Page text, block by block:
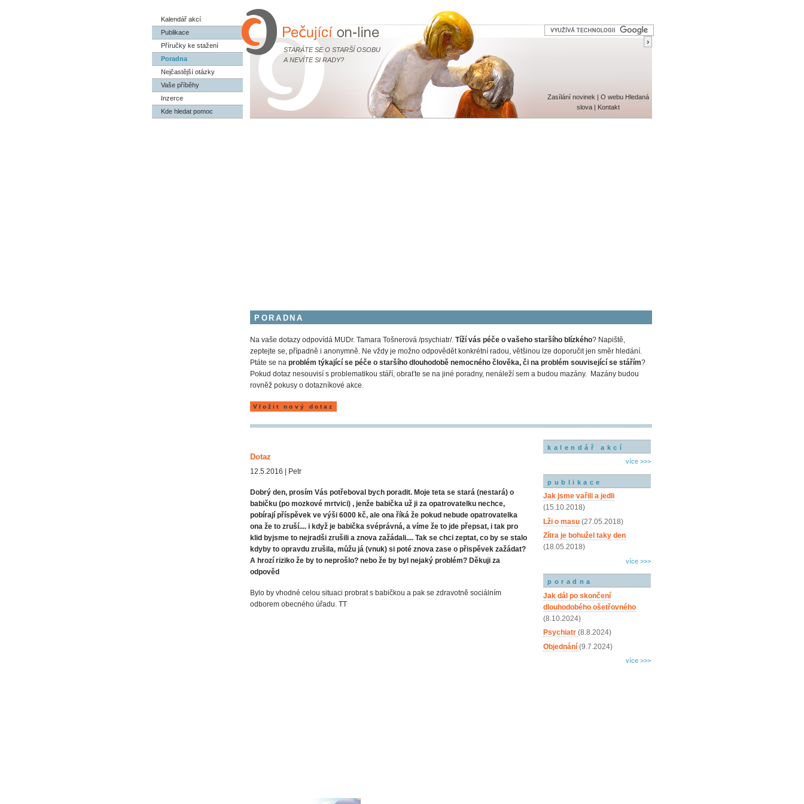
STARÁTE SE O STARŠÍ OSOBU
A NEVÍTE SI RADY?
Kalendář akcí
Publikace
Příručky ke stažení
Poradna
Nejčastější otázky
Vaše příběhy
Inzerce
Kde hledat pomoc
Zasílání novinek | O webu Hledaná
slova | Kontakt
PORADNA
Na vaše dotazy odpovídá MUDr. Tamara Tošnerová /psychiatr/. Tíží vás péče o vašeho staršího blízkého? Napiště,
zeptejte se, případně i anonymně. Ne vždy je možno odpovědět konkrétní radou, většinou lze doporučit jen směr hledání.
Ptáte se na problém týkající se péče o staršího dlouhodobě nemocného člověka, či na problém související se stářím?
Pokud dotaz nesouvisí s problematikou stáří, obraťte se na jiné poradny, nenáleží sem a budou mazány. Mazány budou
rovněž pokusy o dotazníkové akce.
Vložit nový dotaz
Dotaz
12.5.2016 | Petr
Dobrý den, prosím Vás potřeboval bych poradit. Moje teta se stará (nestará) o
babičku (po mozkové mrtvici) , jenže babička už ji za opatrovatelku nechce,
pobírají příspěvek ve výši 6000 kč, ale ona říká že pokud nebude opatrovatelka
ona že to zruší.... i když je babička svéprávná, a víme že to jde přepsat, i tak pro
klid byjsme to nejradši zrušili a znova zažádali.... Tak se chci zeptat, co by se stalo
kdyby to opravdu zrušila, můžu já (vnuk) si poté znova zase o přispěvek zažádat?
A hrozí riziko že by to neprošlo? nebo že by byl nejaký problém? Děkuji za
odpověd
Bylo by vhodné celou situaci probrat s babičkou a pak se zdravotně sociálním
odborem obecného úřadu. TT
kalendář akcí
více >>>
publikace
Jak jsme vařili a jedli
(15.10.2018)
Lži o masu (27.05.2018)
Zítra je bohužel taky den
(18.05.2018)
více >>>
poradna
Jak dál po skončení
dlouhodobého ošetřovného
(8.10.2024)
Psychiatr (8.8.2024)
Objednání (9.7.2024)
více >>>